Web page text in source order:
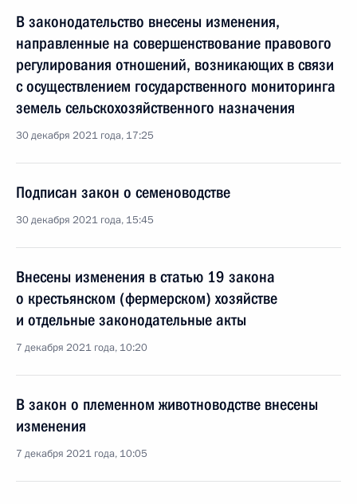
В законодательство внесены изменения,
направленные на совершенствование правового
регулирования отношений, возникающих в связи
с осуществлением государственного мониторинга
земель сельскохозяйственного назначения
30 декабря 2021 года, 17:25
Подписан закон о семеноводстве
30 декабря 2021 года, 15:45
Внесены изменения в статью 19 закона
о крестьянском (фермерском) хозяйстве
и отдельные законодательные акты
7 декабря 2021 года, 10:20
В закон о племенном животноводстве внесены
изменения
7 декабря 2021 года, 10:05